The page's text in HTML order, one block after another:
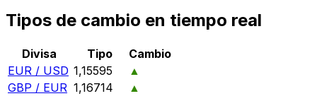
Tipos de cambio en tiempo real
Divisa Tipo
Cambio
EUR / USD 1,15595
▲
GBP / EUR 1,16714
▲